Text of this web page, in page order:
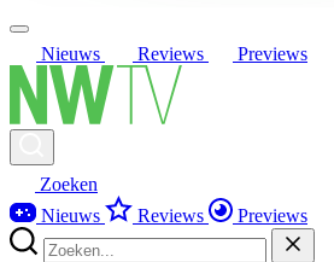
Nieuws Reviews Previews
Zoeken
Nieuws
Reviews Previews